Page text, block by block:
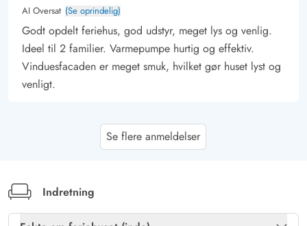
AI Oversat (Se oprindelig)
Godt opdelt feriehus, god udstyr, meget lys og venlig.
Ideel til 2 familier. Varmepumpe hurtig og effektiv.
Vinduesfacaden er meget smuk, hvilket gør huset lyst og
venligt.
Huset gør et velplejet indtryk og tilbyder alt, hvad der er
Se flere anmeldelser
Indretning